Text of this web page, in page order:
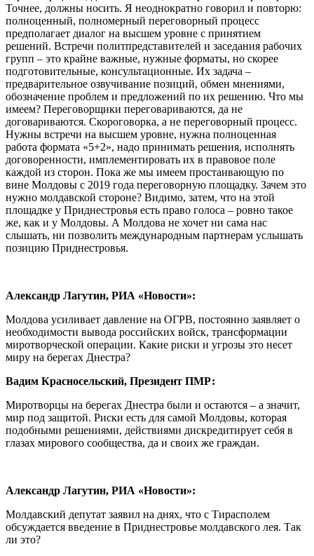
Точнее, должны носить. Я неоднократно говорил и повторю:
полноценный, полномерный переговорный процесс
предполагает диалог на высшем уровне с принятием
решений. Встречи политпредставителей и заседания рабочих
групп – это крайне важные, нужные форматы, но скорее
подготовительные, консультационные. Их задача –
предварительное озвучивание позиций, обмен мнениями,
обозначение проблем и предложений по их решению. Что мы
имеем? Переговорщики переговариваются, да не
договариваются. Скороговорка, а не переговорный процесс.
Нужны встречи на высшем уровне, нужна полноценная
работа формата «5+2», надо принимать решения, исполнять
договоренности, имплементировать их в правовое поле
каждой из сторон. Пока же мы имеем простаивающую по
вине Молдовы с 2019 года переговорную площадку. Зачем это
нужно молдавской стороне? Видимо, затем, что на этой
площадке у Приднестровья есть право голоса – ровно такое
же, как и у Молдовы. А Молдова не хочет ни сама нас
слышать, ни позволить международным партнерам услышать
позицию Приднестровья.
Александр Лагутин, РИА «Новости»:
Молдова усиливает давление на ОГРВ, постоянно заявляет о
необходимости вывода российских войск, трансформации
миротворческой операции. Какие риски и угрозы это несет
миру на берегах Днестра?
Вадим Красносельский, Президент ПМР:
Миротворцы на берегах Днестра были и остаются – а значит,
мир под защитой. Риски есть для самой Молдовы, которая
подобными решениями, действиями дискредитирует себя в
глазах мирового сообщества, да и своих же граждан.
Александр Лагутин, РИА «Новости»:
Молдавский депутат заявил на днях, что с Тирасполем
обсуждается введение в Приднестровье молдавского лея. Так
ли это?